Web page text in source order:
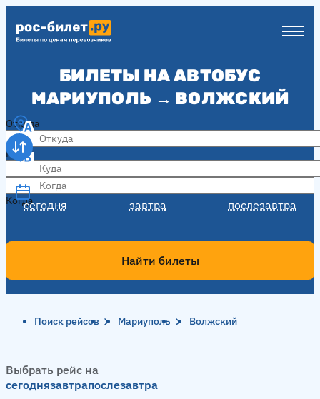
БИЛЕТЫ НА АВТОБУС
МАРИУПОЛЬ → ВОЛЖСКИЙ
Откуда
Куда
Когда
сегодня завтра послезавтра
Когда
Найти билеты
Поиск рейсов Мариуполь Волжский
Выбрать рейс на
сегоднязавтрапослезавтра